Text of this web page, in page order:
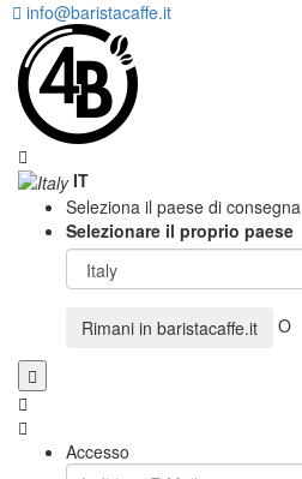
info@baristacaffe.it
IT
Seleziona il paese di consegna
Selezionare il proprio paese
Rimani in baristacaffe.it O
Accesso